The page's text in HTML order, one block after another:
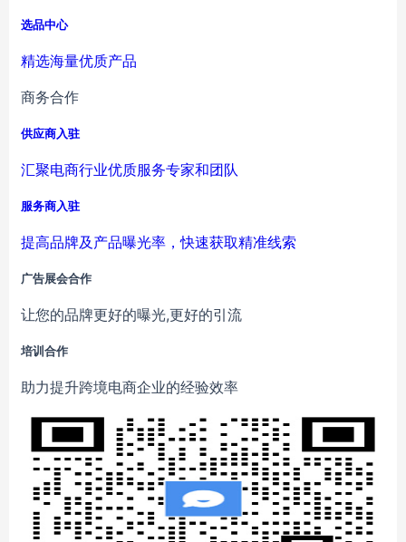
选品中心
精选海量优质产品
商务合作
供应商入驻
汇聚电商行业优质服务专家和团队
服务商入驻
提高品牌及产品曝光率，快速获取精准线索
广告展会合作
让您的品牌更好的曝光,更好的引流
培训合作
助力提升跨境电商企业的经验效率